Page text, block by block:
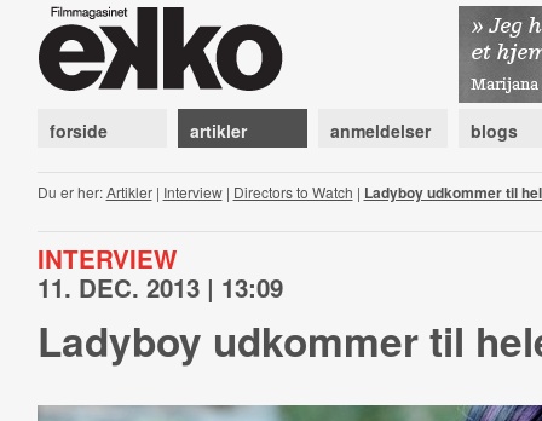
forside artikler anmeldelser blogs
Du er her:Artikler| Interview| Directors to Watch | Ladyboy udkommer til
INTERVIEW
11. DEC. 2013 | 13:09
Ladyboy udkommer til